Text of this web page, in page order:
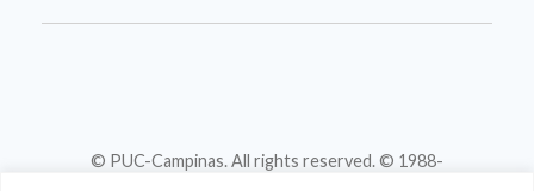
© PUC-Campinas. All rights reserved. © 1988-